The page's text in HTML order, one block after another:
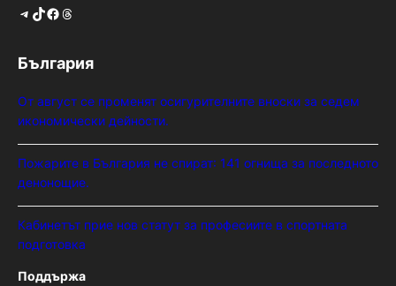
Telegram TikTok Facebook Threads
България
От август се променят осигурителните вноски за седем
икономически дейности.
Пожарите в България не спират: 141 огнища за последното
денонощие.
Кабинетът прие нов статут за професиите в спортната
подготовка
Поддържа